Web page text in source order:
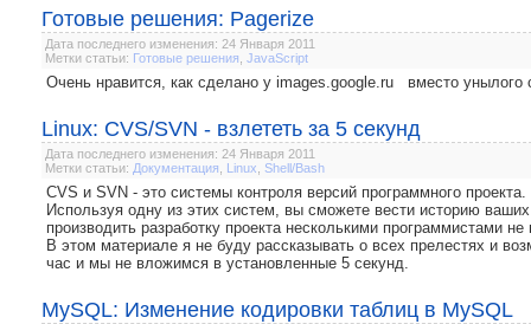
Готовые решения: Pagerize
Дата последнего изменения: 24 Января 2011
Метки статьи: Готовые решения JavaScript
Очень нравится, как сделано у images.google.ru вместо
Linux: CVS/SVN - взлететь за 5 секунд
Дата последнего изменения: 24 Января 2011
Метки статьи: Документация Linux Shell/Bash
CVS и SVN - это системы контроля версий программного проекта.
Используя одну из этих систем, вы сможете вести историю
производить разработку проекта несколькими программистами
В этом материале я не буду рассказывать о всех прелестях и
час и мы не вложимся в установленные 5 секунд.
MySQL: Изменение кодировки таблиц в MySQL